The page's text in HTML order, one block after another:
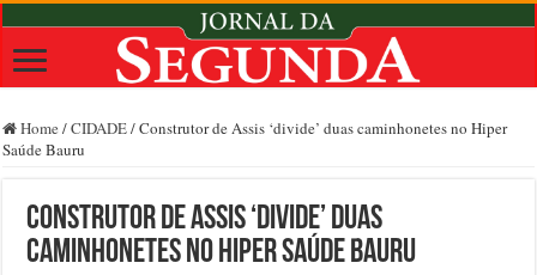
Home /CIDADE/Construtor de Assis ‘divide’ duas caminhonetes no Hiper
Saúde Bauru
Construtor de Assis ‘divide’ duas
caminhonetes no Hiper Saúde Bauru